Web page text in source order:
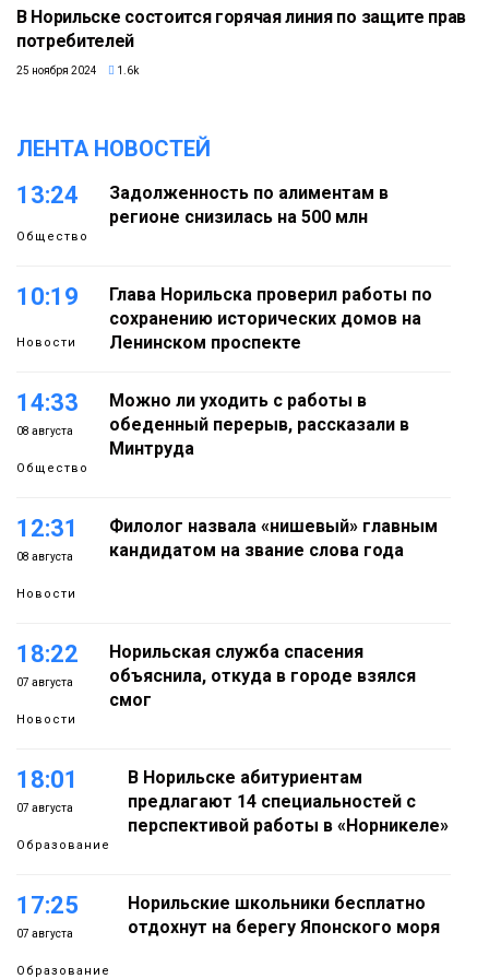
В Норильске состоится горячая линия по защите прав
потребителей
25 ноября 2024 1.6k
ЛЕНТА НОВОСТЕЙ
13:24
Общество
Задолженность по алиментам в
регионе снизилась на 500 млн
10:19
Новости
Глава Норильска проверил работы по
сохранению исторических домов на
Ленинском проспекте
14:33
08 августа
Общество
Можно ли уходить с работы в
обеденный перерыв, рассказали в
Минтруда
12:31
08 августа
Новости
Филолог назвала «нишевый» главным
кандидатом на звание слова года
18:22
07 августа
Новости
Норильская служба спасения
объяснила, откуда в городе взялся
смог
18:01
07 августа
Образование
В Норильске абитуриентам
предлагают 14 специальностей с
перспективой работы в «Норникеле»
17:25
07 августа
Образование
Норильские школьники бесплатно
отдохнут на берегу Японского моря